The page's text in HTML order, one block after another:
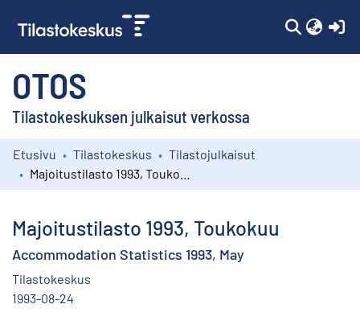
OTOS
Tilastokeskuksen julkaisut verkossa
Kokoelmat
Etusivu Tilastokeskus
Tilastojulkaisut
Majoitustilasto 1993, Toukokuu
Accommodation Statistics 1993, May
Tilastokeskus
1993-08-24